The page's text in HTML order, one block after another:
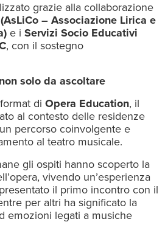
grazie alla collaborazione
(AsLiCo – Associazione Lirica e
e i Servizi Socio Educativi
, con il sostegno
solo da ascoltare
di Opera Education, il
al contesto delle residenze
percorso coinvolgente e
al teatro musicale.
gli ospiti hanno scoperto la
vivendo un’esperienza
il primo incontro con il
per altri ha significato la
emozioni legati a musiche